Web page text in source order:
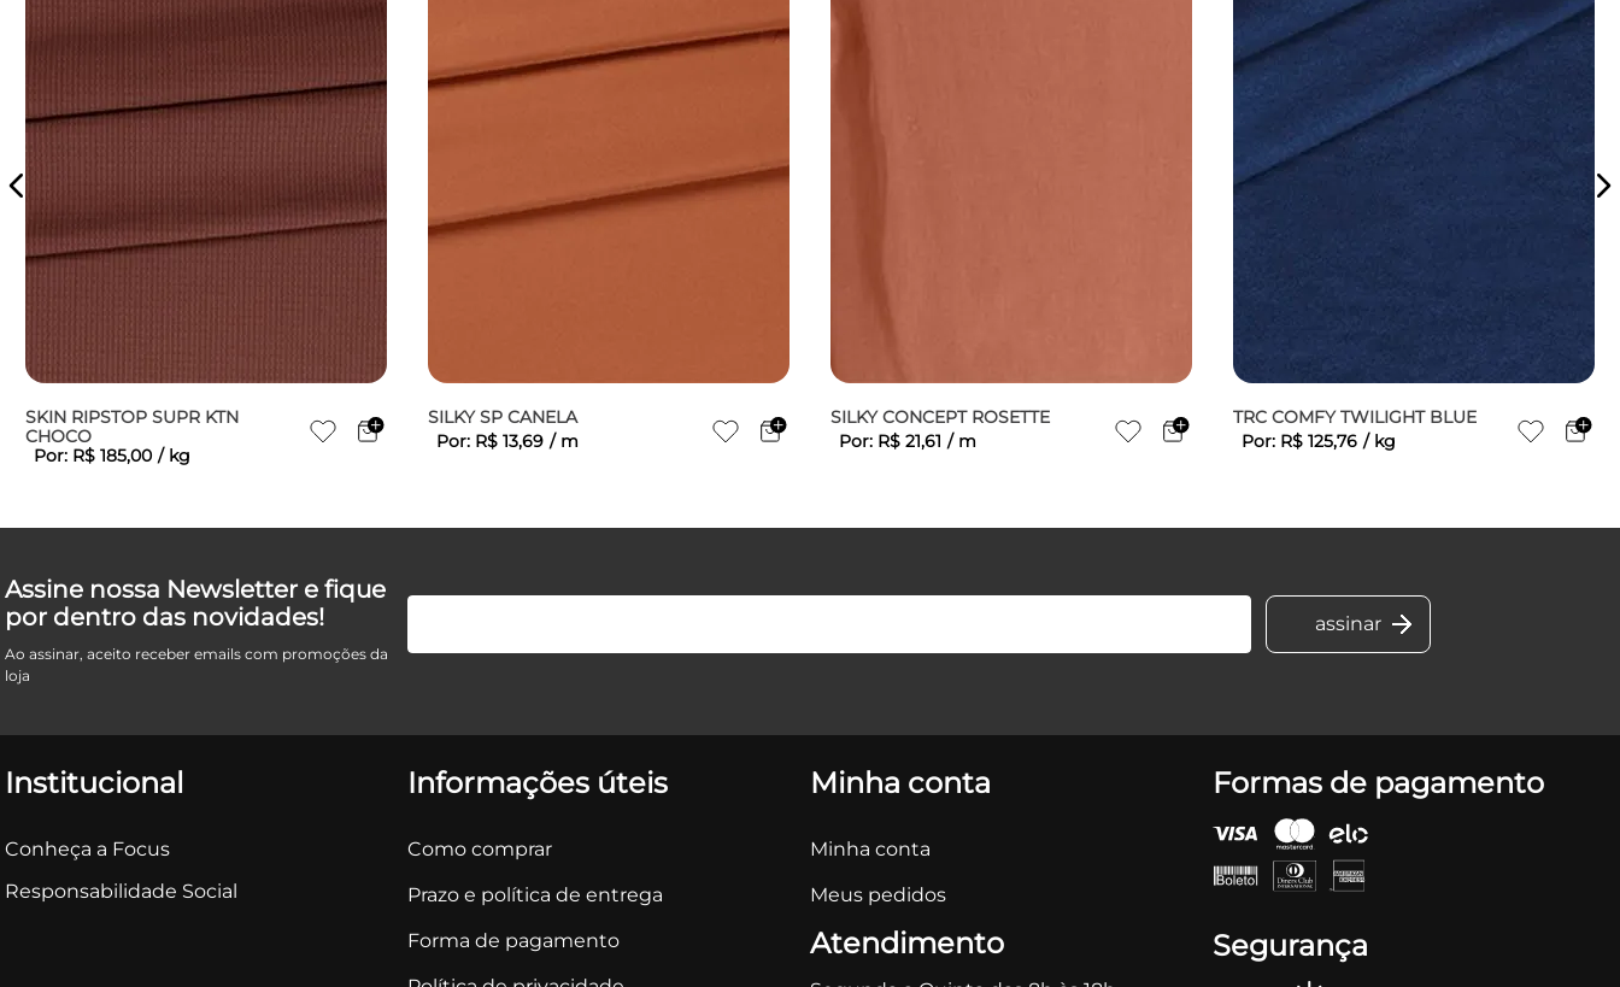
SKIN RIPSTOP SUPR KTN
CHOCO
Por: R$ 185,00 / kg
SILKY SP CANELA
Por: R$ 13,69 / m
SILKY CONCEPT ROSETTE
Por: R$ 21,61 / m
TRC COMFY TWILIGHT BLUE
Por: R$ 125,76 / kg
Assine nossa Newsletter e fique
por dentro das novidades!
Ao assinar, aceito receber emails com promoções da
loja
Institucional
Conheça a Focus
Responsabilidade Social
Informações úteis
Como comprar
Prazo e política de entrega
Forma de pagamento
Minha conta
Minha conta
Meus pedidos
Atendimento
Formas de pagamento
Segurança